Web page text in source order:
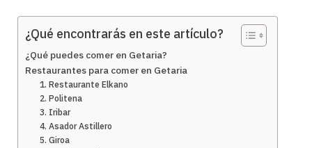
¿Qué encontrarás en este artículo?
¿Qué puedes comer en Getaria?
Restaurantes para comer en Getaria
1. Restaurante Elkano
2. Politena
3. Iribar
4. Asador Astillero
5. Giroa